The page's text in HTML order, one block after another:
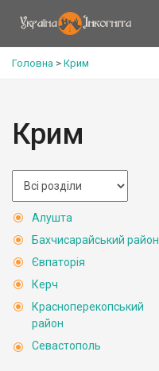
Головна > Крим
Крим
Алушта
Бахчисарайський район
Євпаторія
Керч
Красноперекопський
район
Севастополь